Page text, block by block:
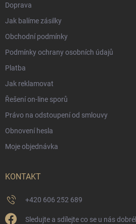
Doprava
Jak balíme zásilky
Obchodní podmínky
Podmínky ochrany osobních údajů
Platba
Jak reklamovat
Řešení on-line sporů
Právo na odstoupení od smlouvy
Obnovení hesla
Moje objednávka
KONTAKT
+420 606 252 689
Sledujte a sdílejte co se u nás